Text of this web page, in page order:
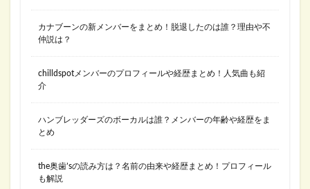
カナブーンの新メンバーをまとめ！脱退したのは誰？理由や不
仲説は？
chilldspotメンバーのプロフィールや経歴まとめ！人気曲も紹
介
ハンブレッダーズのボーカルは誰？メンバーの年齢や経歴をま
とめ
the奥歯’sの読み方は？名前の由来や経歴まとめ！プロフィール
も解説